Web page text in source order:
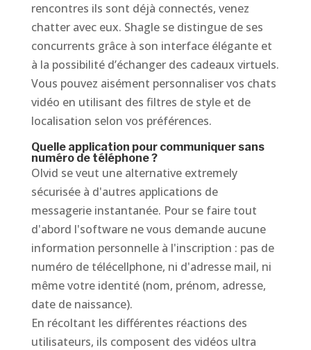
rencontres ils sont déjà connectés, venez
chatter avec eux. Shagle se distingue de ses
concurrents grâce à son interface élégante et
à la possibilité d’échanger des cadeaux virtuels.
Vous pouvez aisément personnaliser vos chats
vidéo en utilisant des filtres de style et de
localisation selon vos préférences.
Quelle application pour communiquer sans
numéro de téléphone ?
Olvid se veut une alternative extremely
sécurisée à d'autres applications de
messagerie instantanée. Pour se faire tout
d'abord l'software ne vous demande aucune
information personnelle à l'inscription : pas de
numéro de télécellphone, ni d'adresse mail, ni
même votre identité (nom, prénom, adresse,
date de naissance).
En récoltant les différentes réactions des
utilisateurs, ils composent des vidéos ultra